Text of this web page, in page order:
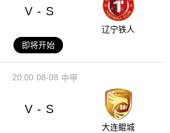
V - S
辽宁铁人
即将开始
08-08
20:00 中甲
V - S
大连鲲城